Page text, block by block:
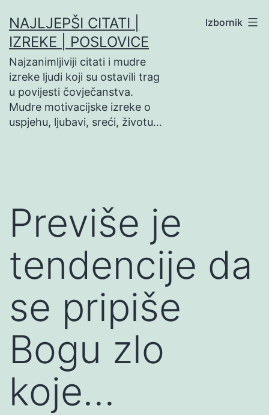
na
sadržaj
NAJLJEPŠI CITATI |
IZREKE | POSLOVICE
Najzanimljiviji citati i mudre
izreke ljudi koji su ostavili trag
u povijesti čovječanstva.
Mudre motivacijske izreke o
uspjehu, ljubavi, sreći, životu…
Izbornik
Previše je
tendencije da
se pripiše
Bogu zlo
koje…